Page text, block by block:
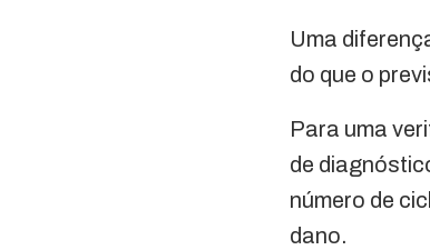
Uma
do que o
Para uma
de
número de
dano.